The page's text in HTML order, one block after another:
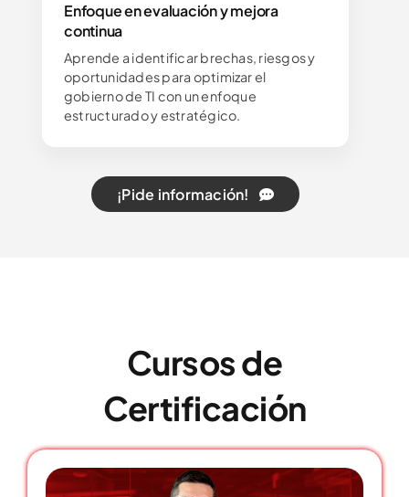
Enfoque en evaluación y mejora
continua
Aprende a identificar brechas, riesgos y
oportunidades para optimizar el
gobierno de TI con un enfoque
estructurado y estratégico.
¡Pide información!
Cursos de
Certificación